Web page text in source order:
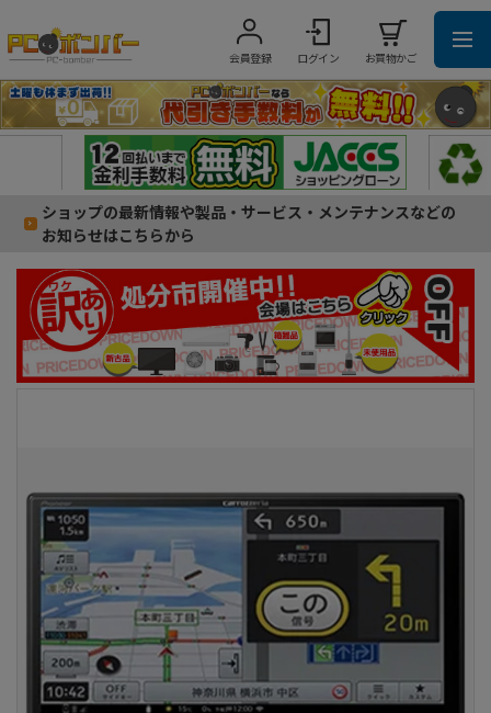
会員登録 ログイン お買物かご
ショップの最新情報や製品・サービス・メンテナンスなどの
お知らせはこちらから